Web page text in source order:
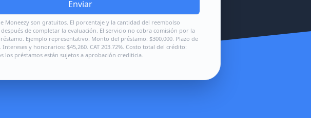
Enviar
Moneezy son gratuitos. El porcentaje y la cantidad del reembolso
de completar la evaluación. El servicio no cobra comisión por la
Ejemplo representativo: Monto del préstamo: $300,000. Plazo de
Intereses y honorarios: $45,260. CAT 203.72%. Costo total del crédito:
los préstamos están sujetos a aprobación crediticia.